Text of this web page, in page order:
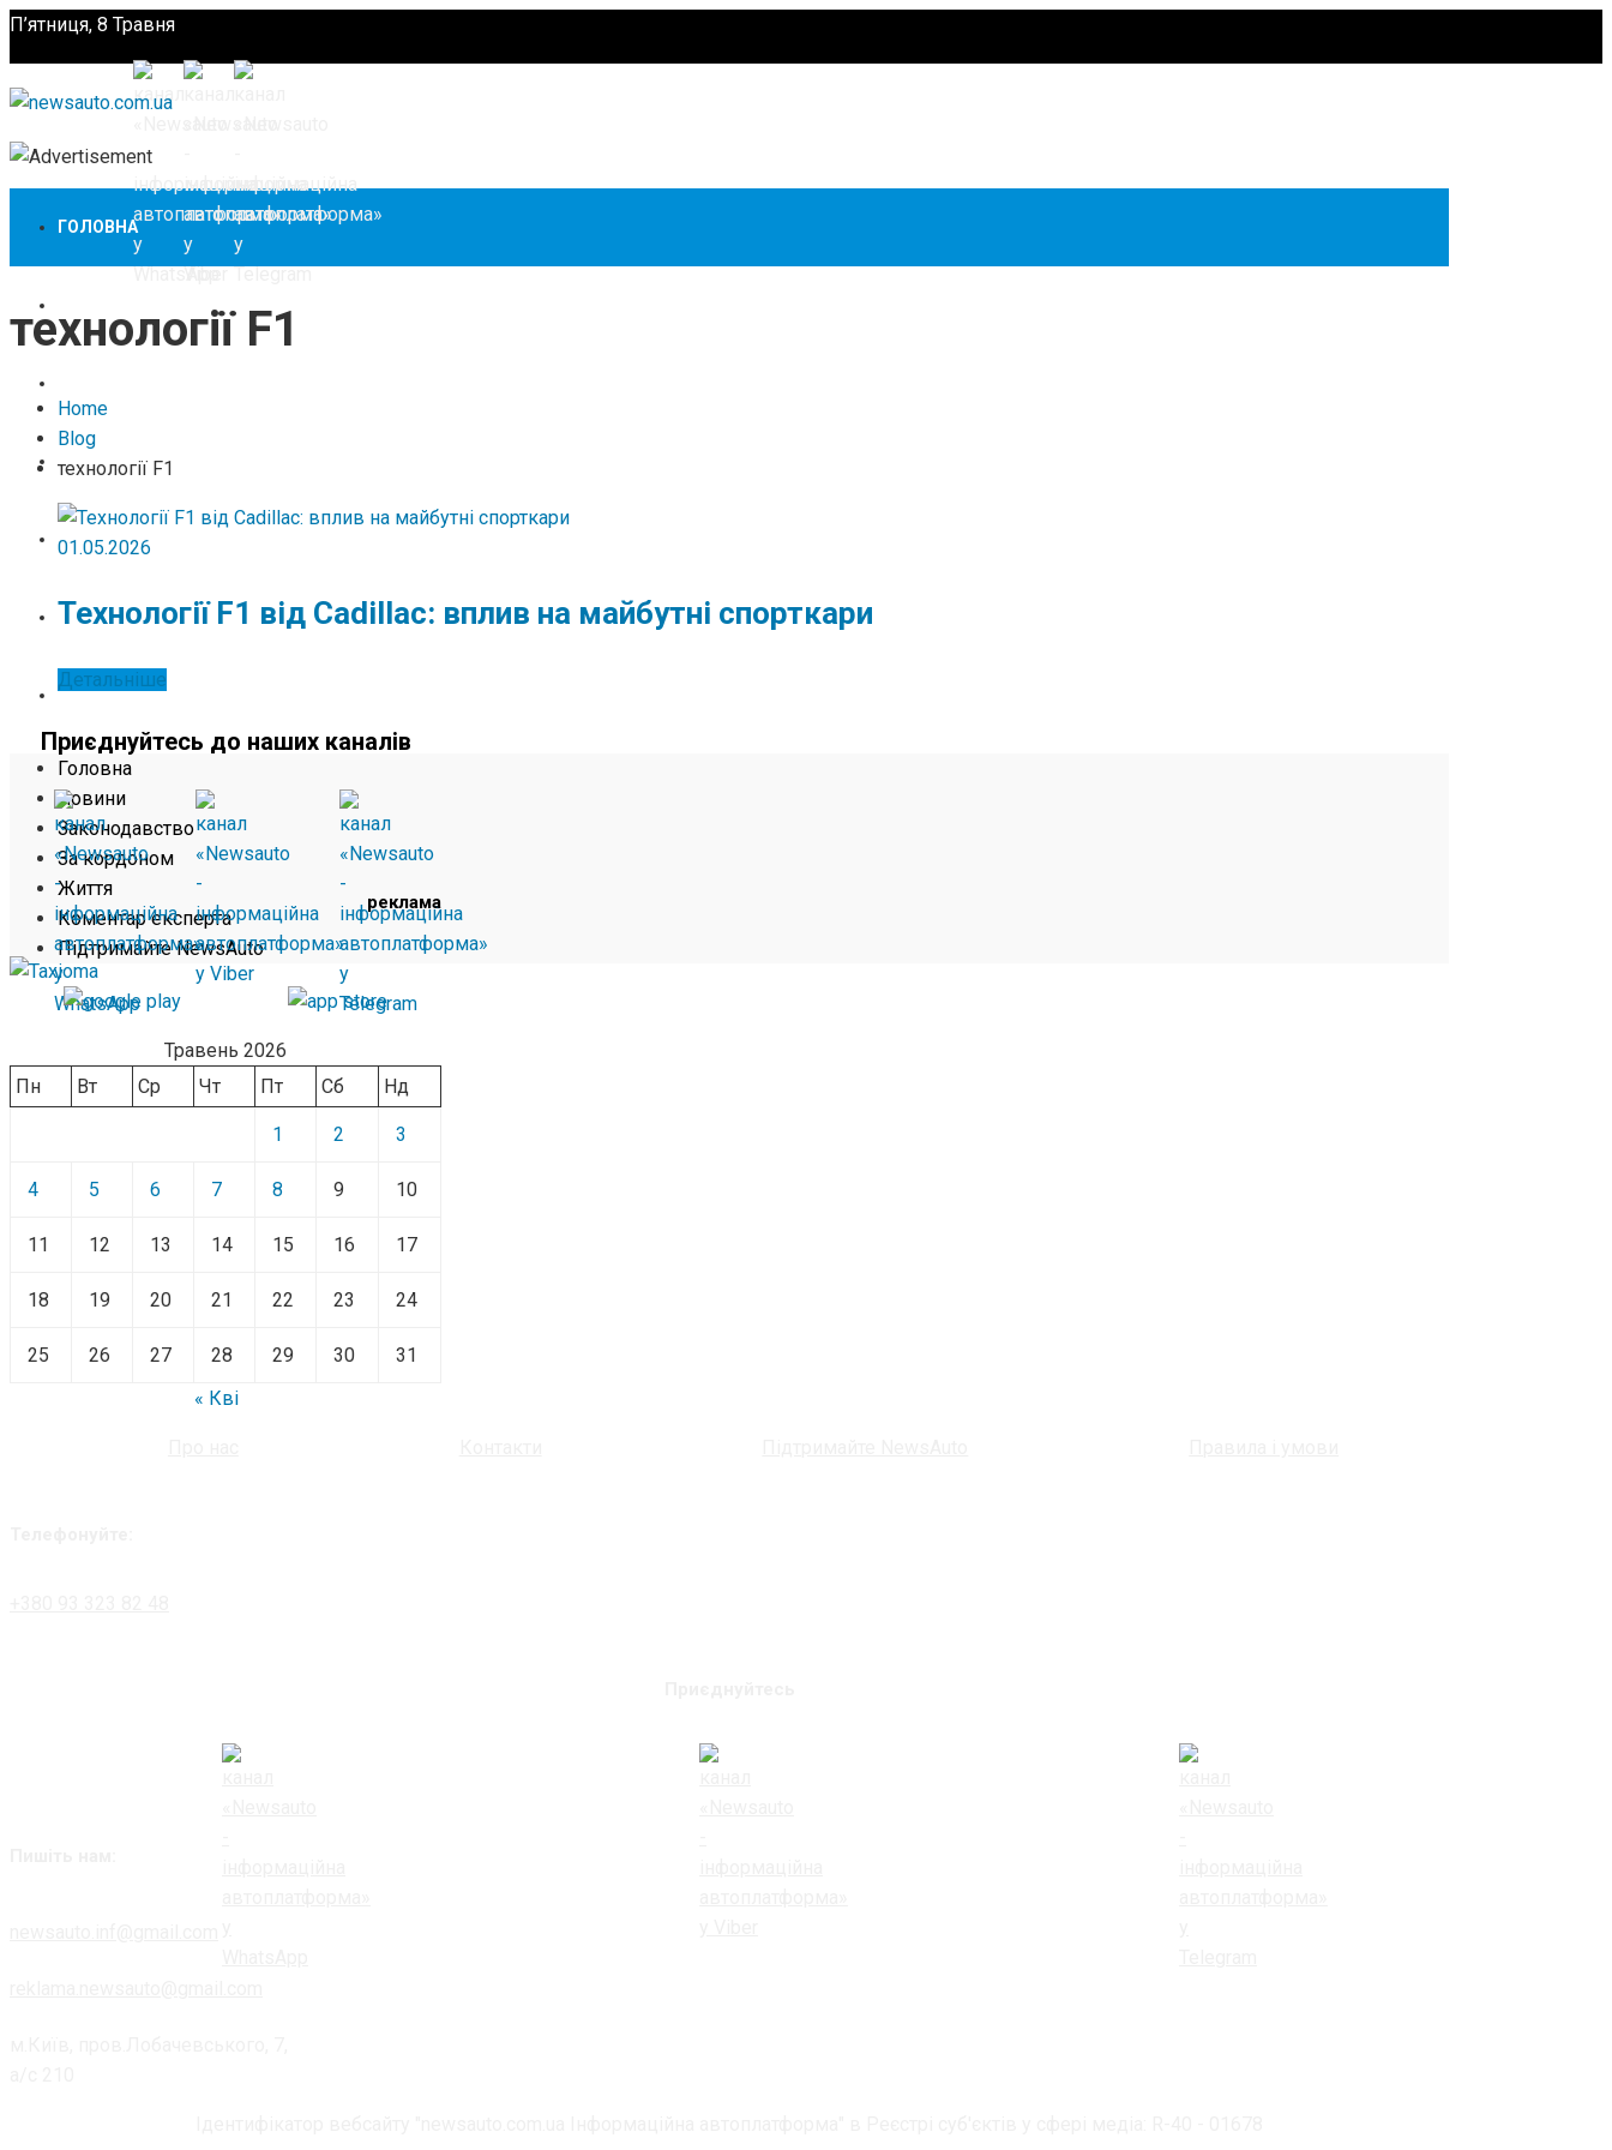
П’ятниця, 8 Травня
ГОЛОВНА
ЗА КОРДОНОМ
ЖИТТЯ
КОМЕНТАР ЕКСПЕРТА
ПІДТРИМАЙТЕ NEWSAUTO
Головна
Новини
Законодавство
За кордоном
Життя
Коментар експерта
Підтримайте NewsAuto
технології F1
Home
Blog
технології F1
01.05.2026
Технології F1 від Cadillac: вплив на майбутні спорткари
Детальніше
Приєднуйтесь до наших каналів
реклама
Травень 2026
Пн
Вт Ср Чт Пт Сб Нд
1 2 3
4 5 6 7 8 9 10
11 12 13 14 15 16 17
18 19 20 21 22 23 24
25 26 27 28 29 30
31
« Кві